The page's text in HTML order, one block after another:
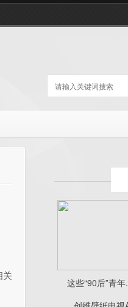
关
这些“90后”青年